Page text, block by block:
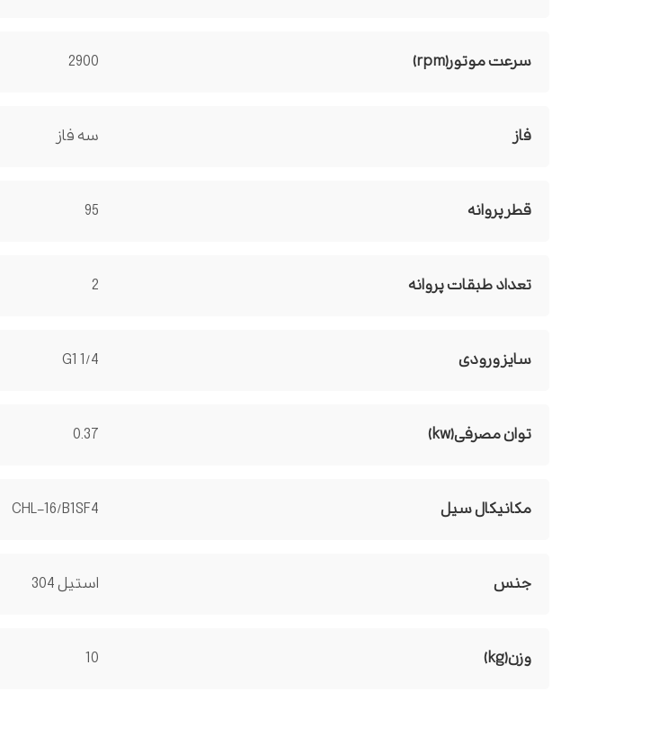
سرعت موتور(rpm) 2900
فاز سه فاز
قطر پروانه 95
تعداد طبقات پروانه 2
سایز ورودی G1 1/4
توان مصرفی(kw) 0.37
مکانیکال سیل CHL-16/B1SF4
جنس استیل 304
وزن(kg) 10